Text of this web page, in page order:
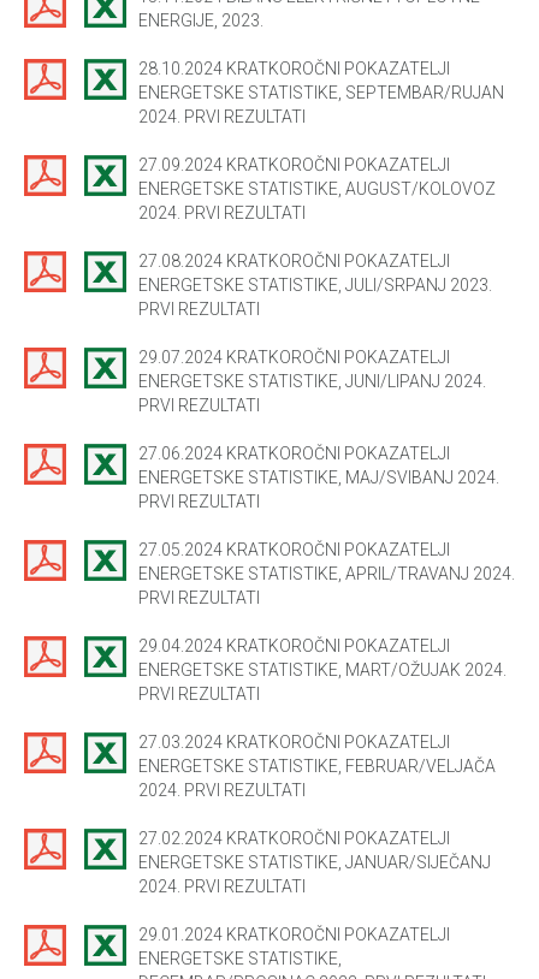
ENERGIJE, 2023.
28.10.2024 KRATKOROČNI POKAZATELJI
ENERGETSKE STATISTIKE, SEPTEMBAR/RUJAN
2024. PRVI REZULTATI
27.09.2024 KRATKOROČNI POKAZATELJI
ENERGETSKE STATISTIKE, AUGUST/KOLOVOZ
2024. PRVI REZULTATI
27.08.2024 KRATKOROČNI POKAZATELJI
ENERGETSKE STATISTIKE, JULI/SRPANJ 2023.
PRVI REZULTATI
29.07.2024 KRATKOROČNI POKAZATELJI
ENERGETSKE STATISTIKE, JUNI/LIPANJ 2024.
PRVI REZULTATI
27.06.2024 KRATKOROČNI POKAZATELJI
ENERGETSKE STATISTIKE, MAJ/SVIBANJ 2024.
PRVI REZULTATI
27.05.2024 KRATKOROČNI POKAZATELJI
ENERGETSKE STATISTIKE, APRIL/TRAVANJ 2024.
PRVI REZULTATI
29.04.2024 KRATKOROČNI POKAZATELJI
ENERGETSKE STATISTIKE, MART/OŽUJAK 2024.
PRVI REZULTATI
27.03.2024 KRATKOROČNI POKAZATELJI
ENERGETSKE STATISTIKE, FEBRUAR/VELJAČA
2024. PRVI REZULTATI
27.02.2024 KRATKOROČNI POKAZATELJI
ENERGETSKE STATISTIKE, JANUAR/SIJEČANJ
2024. PRVI REZULTATI
29.01.2024 KRATKOROČNI POKAZATELJI
ENERGETSKE STATISTIKE,